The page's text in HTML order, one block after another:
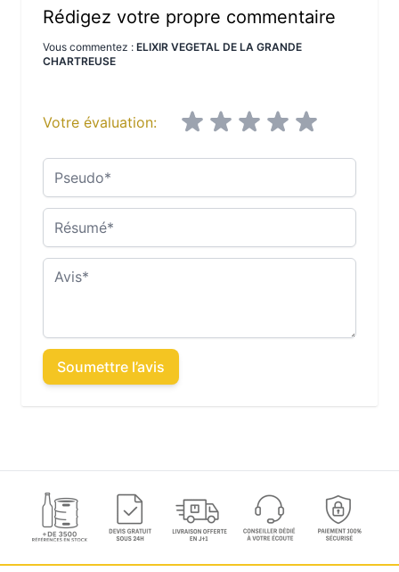
Rédigez votre propre commentaire
Vous commentez : ELIXIR VEGETAL DE LA GRANDE
CHARTREUSE
Votre évaluation:
Pseudo
Résumé
Avis
Soumettre l’avis